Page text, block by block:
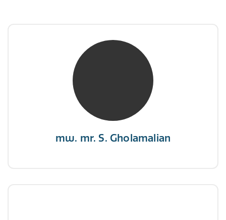
mw. mr. S. Gholamalian
mw. mr. S. Gholamalian
NIVRE Register-Expert
“Als je de richting van de wind niet kunt
veranderen, verander dan de stand van je